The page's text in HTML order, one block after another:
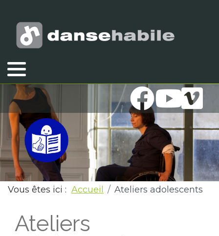
Vous êtes ici : Accueil Ateliers adolescents
Ateliers